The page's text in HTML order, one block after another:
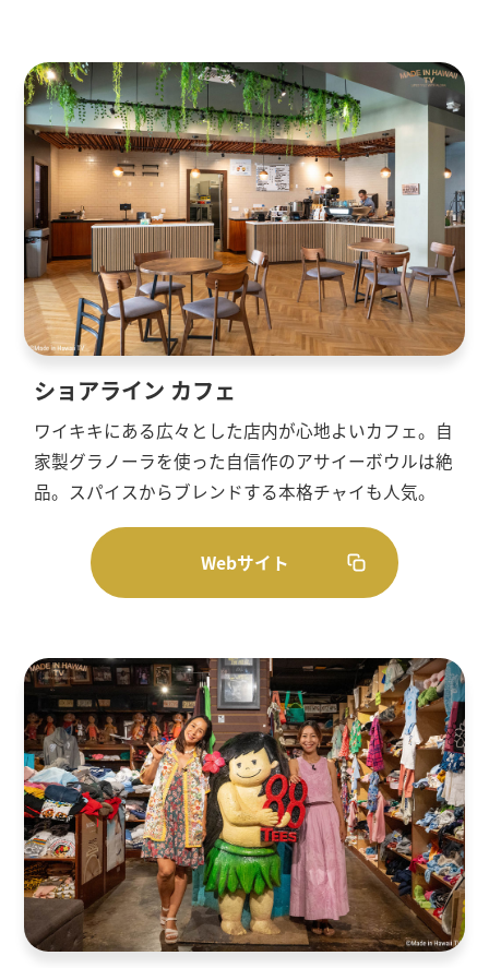
ショアライン カフェ
ワイキキにある広々とした店内が心地よいカフェ。自
家製グラノーラを使った自信作のアサイーボウルは絶
品。スパイスからブレンドする本格チャイも人気。
Webサイト